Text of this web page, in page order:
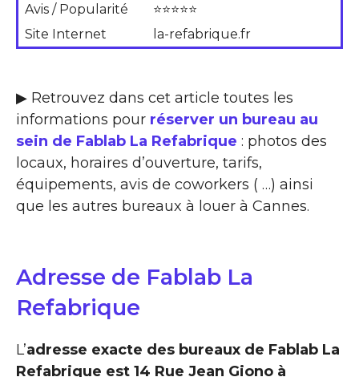
Avis / Popularité
⭐⭐⭐⭐⭐
Site Internet
la-refabrique.fr
▶ Retrouvez dans cet article toutes les
informations pour réserver un bureau au
sein de Fablab La Refabrique : photos des
locaux, horaires d’ouverture, tarifs,
équipements, avis de coworkers ( …) ainsi
que les autres bureaux à louer à Cannes.
Adresse de Fablab La
Refabrique
L’adresse exacte des bureaux de Fablab La
Refabrique est 14 Rue Jean Giono à